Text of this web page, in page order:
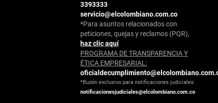
3393333
servicio@elcolombiano.com.co
*Para asuntos relacionados con
peticiones, quejas y reclamos (PQR),
haz clic aquí
PROGRAMA DE TRANSPARENCIA Y
ÉTICA EMPRESARIAL:
*Buzón exclusivo para notificaciones judiciales:
notificacionesjudiciales@elcolombiano.com.co